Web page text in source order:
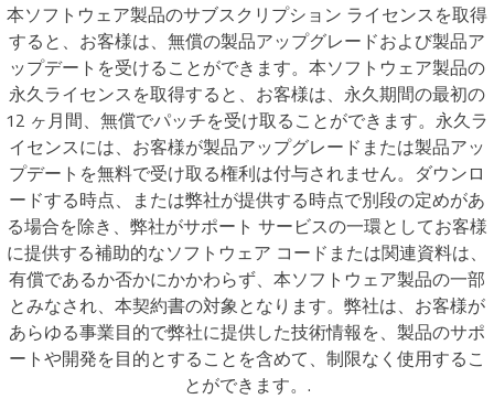
本ソフトウェア製品のサブスクリプション ライセンスを取得
すると、お客様は、無償の製品アップグレードおよび製品ア
ップデートを受けることができます。本ソフトウェア製品の
永久ライセンスを取得すると、お客様は、永久期間の最初の
12 ヶ月間、無償でパッチを受け取ることができます。永久ラ
イセンスには、お客様が製品アップグレードまたは製品アッ
プデートを無料で受け取る権利は付与されません。ダウンロ
ードする時点、または弊社が提供する時点で別段の定めがあ
る場合を除き、弊社がサポート サービスの一環としてお客様
に提供する補助的なソフトウェア コードまたは関連資料は、
有償であるか否かにかかわらず、本ソフトウェア製品の一部
とみなされ、本契約書の対象となります。弊社は、お客様が
あらゆる事業目的で弊社に提供した技術情報を、製品のサポ
ートや開発を目的とすることを含めて、制限なく使用するこ
とができます。.